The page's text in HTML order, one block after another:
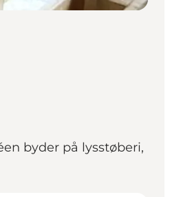
byder på lysstøberi,